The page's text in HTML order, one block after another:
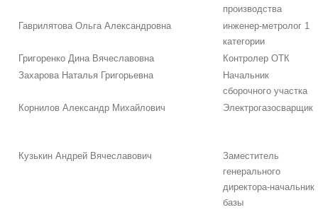
производства
Гаврилятова Ольга Александровна
инженер-метролог 1
категории
Григоренко Дина Вячеславовна
Контролер ОТК
Захарова Наталья Григорьевна
Начальник
сборочного участка
Корнилов Александр Михайлович
Электрогазосварщик
Кузькин Андрей Вячеславович
Заместитель
генерального
директора-начальник
базы